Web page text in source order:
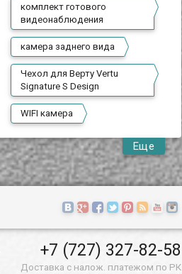
комплект готового
видеонаблюдения
камера заднего вида
Чехол для Верту Vertu
Signature S Design
WIFI камера
Еще
+7 (727) 327-82-58
Доставка с налож. платежом по РК